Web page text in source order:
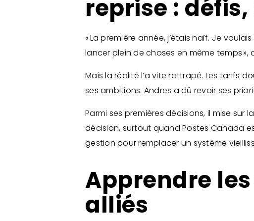
reprise :
« La première année, j’étais naïf. Je
lancer plein de choses en même temps »,
Mais la réalité l’a vite rattrapé. Les tarifs
ses ambitions. Andres a dû revoir ses
Parmi ses premières décisions, il mise
décision, surtout quand Postes Canada
gestion pour remplacer un système
Apprendre
alliés